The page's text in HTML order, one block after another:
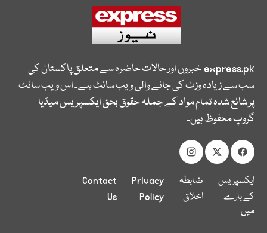
express.pkخبروں اور حالات حاضرہ سے متعلق پاکستان کی
سب سے زیادہ وزٹ کی جانے والی ویب سائٹ ہے۔ اس ویب سائٹ
پر شائع شدہ تمام مواد کے جملہ حقوق بحق ایکسپریس میڈیا
گروپ محفوظ ہیں۔
ایکسپریس
کے بارے
میں
ضابطہ
اخلاق
Privacy
Policy
Contact
Us